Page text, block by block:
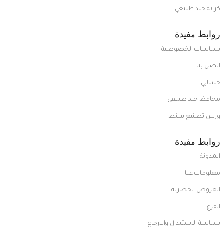
كراتة جلد طبيعي
روابط مفيدة
سياسات الخصوصية
اتصل بنا
حسابي
محافظ جلد طبيعي
ورش تصنيع شنط
روابط مفيدة
المدونة
معلومات عنا
العروض الحصرية
الفرع
سياسة الاستبدال والارجاع